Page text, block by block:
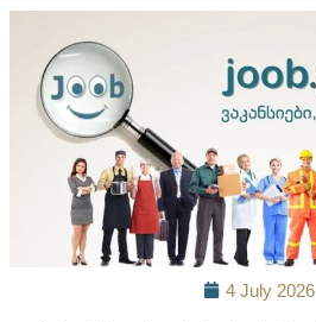
4 July 2026